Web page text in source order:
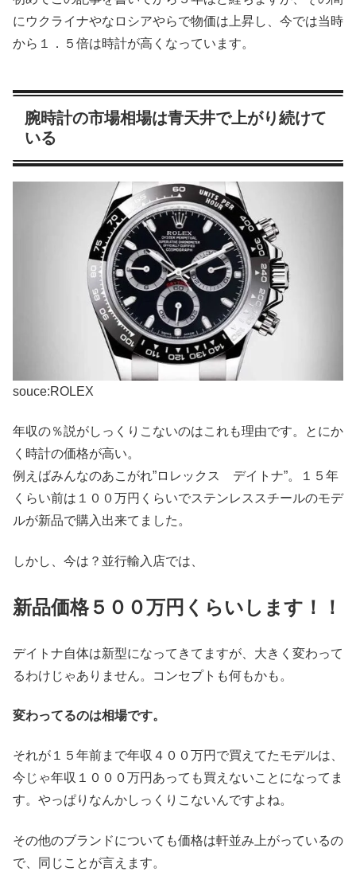
にウクライナやなロシアやらで物価は上昇し、今では当時
から１．５倍は時計が高くなっています。
腕時計の市場相場は青天井で上がり続けて
いる
souce:ROLEX
年収の％説がしっくりこないのはこれも理由です。とにか
く時計の価格が高い。
例えばみんなのあこがれ”ロレックス デイトナ”。１５年
くらい前は１００万円くらいでステンレススチールのモデ
ルが新品で購入出来てました。
しかし、今は？並行輸入店では、
新品価格５００万円くらいします！！
デイトナ自体は新型になってきてますが、大きく変わって
るわけじゃありません。コンセプトも何もかも。
変わってるのは相場です。
それが１５年前まで年収４００万円で買えてたモデルは、
今じゃ年収１０００万円あっても買えないことになってま
す。やっぱりなんかしっくりこないんですよね。
その他のブランドについても価格は軒並み上がっているの
で、同じことが言えます。